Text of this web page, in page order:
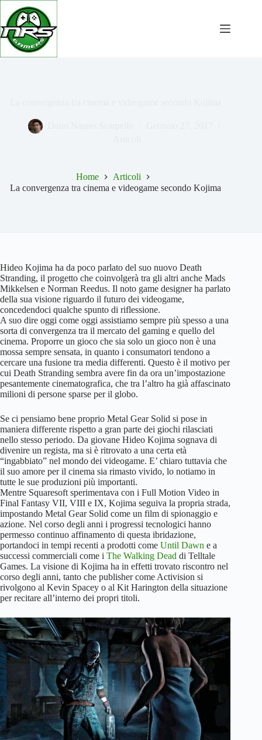
Salta
contenuto
Home
Articoli
La convergenza tra cinema e videogame secondo Kojima
Hideo Kojima ha da poco parlato del suo nuovo Death
Stranding, il progetto che coinvolgerà tra gli altri anche Mads
Mikkelsen e Norman Reedus. Il noto game designer ha parlato
della sua visione riguardo il futuro dei videogame,
concedendoci qualche spunto di riflessione.
A suo dire oggi come oggi assistiamo sempre più spesso a una
sorta di convergenza tra il mercato del gaming e quello del
cinema. Proporre un gioco che sia solo un gioco non è una
mossa sempre sensata, in quanto i consumatori tendono a
cercare una fusione tra media differenti. Questo è il motivo per
cui Death Stranding sembra avere fin da ora un’impostazione
pesantemente cinematografica, che tra l’altro ha già affascinato
milioni di persone sparse per il globo.
Se ci pensiamo bene proprio Metal Gear Solid si pose in
maniera differente rispetto a gran parte dei giochi rilasciati
nello stesso periodo. Da giovane Hideo Kojima sognava di
divenire un regista, ma si è ritrovato a una certa età
“ingabbiato” nel mondo dei videogame. E’ chiaro tuttavia che
il suo amore per il cinema sia rimasto vivido, lo notiamo in
tutte le sue produzioni più importanti.
Mentre Squaresoft sperimentava con i Full Motion Video in
Final Fantasy VII, VIII e IX, Kojima seguiva la propria strada,
impostando Metal Gear Solid come un film di spionaggio e
azione. Nel corso degli anni i progressi tecnologici hanno
permesso continuo affinamento di questa ibridazione,
portandoci in tempi recenti a prodotti come Until Dawn e a
successi commerciali come i The Walking Dead di Telltale
Games. La visione di Kojima ha in effetti trovato riscontro nel
corso degli anni, tanto che publisher come Activision si
rivolgono al Kevin Spacey o al Kit Harington della situazione
per recitare all’interno dei propri titoli.